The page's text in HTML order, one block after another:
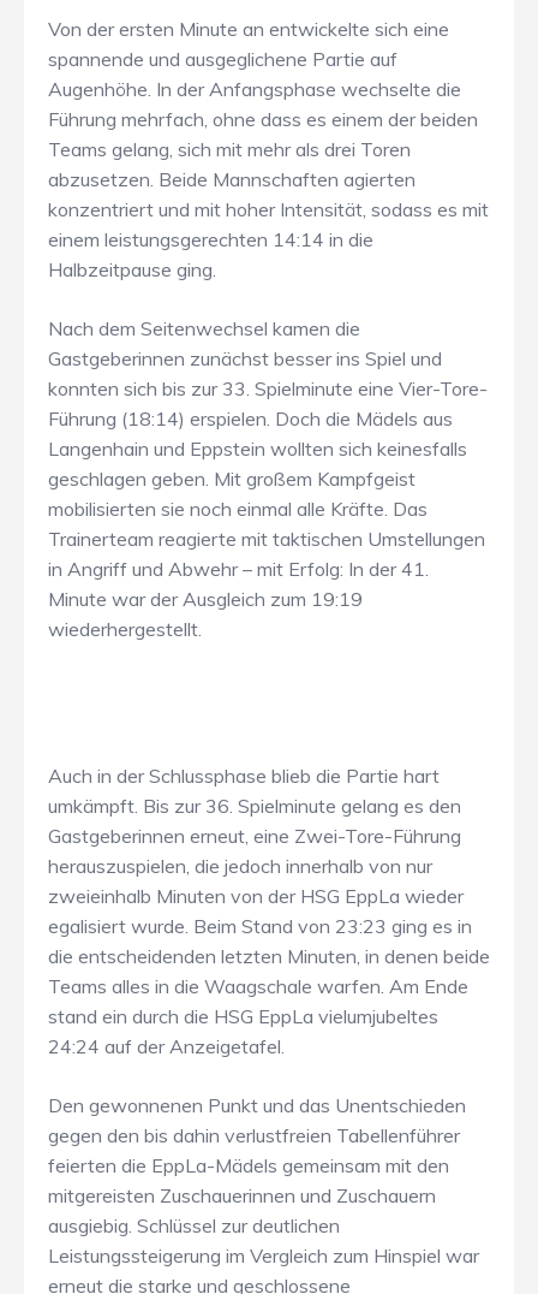
Von der ersten Minute an entwickelte sich eine
spannende und ausgeglichene Partie auf
Augenhöhe. In der Anfangsphase wechselte die
Führung mehrfach, ohne dass es einem der beiden
Teams gelang, sich mit mehr als drei Toren
abzusetzen. Beide Mannschaften agierten
konzentriert und mit hoher Intensität, sodass es mit
einem leistungsgerechten 14:14 in die
Halbzeitpause ging.
Nach dem Seitenwechsel kamen die
Gastgeberinnen zunächst besser ins Spiel und
konnten sich bis zur 33. Spielminute eine Vier-Tore-
Führung (18:14) erspielen. Doch die Mädels aus
Langenhain und Eppstein wollten sich keinesfalls
geschlagen geben. Mit großem Kampfgeist
mobilisierten sie noch einmal alle Kräfte. Das
Trainerteam reagierte mit taktischen Umstellungen
in Angriff und Abwehr – mit Erfolg: In der 41.
Minute war der Ausgleich zum 19:19
wiederhergestellt.
Auch in der Schlussphase blieb die Partie hart
umkämpft. Bis zur 36. Spielminute gelang es den
Gastgeberinnen erneut, eine Zwei-Tore-Führung
herauszuspielen, die jedoch innerhalb von nur
zweieinhalb Minuten von der HSG EppLa wieder
egalisiert wurde. Beim Stand von 23:23 ging es in
die entscheidenden letzten Minuten, in denen beide
Teams alles in die Waagschale warfen. Am Ende
stand ein durch die HSG EppLa vielumjubeltes
24:24 auf der Anzeigetafel.
Den gewonnenen Punkt und das Unentschieden
gegen den bis dahin verlustfreien Tabellenführer
feierten die EppLa-Mädels gemeinsam mit den
mitgereisten Zuschauerinnen und Zuschauern
ausgiebig. Schlüssel zur deutlichen
Leistungssteigerung im Vergleich zum Hinspiel war
erneut die starke und geschlossene